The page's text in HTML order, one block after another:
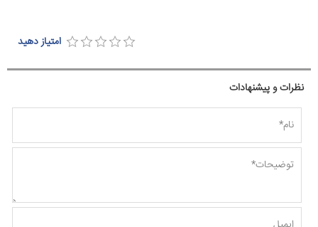
امتیاز دهید
نظرات و پیشنهادات